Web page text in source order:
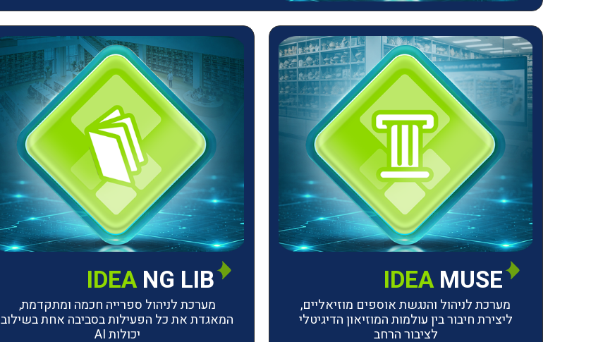
IDEAMUSE
מערכת לניהול והנגשת אוספים מוזיאליים,
ליצירת חיבור בין עולמות המוזיאון הדיגיטלי
לציבור הרחב
IDEANG LIB
מערכת לניהול ספרייה חכמה ומתקדמת,
המאגדת את כל הפעילות בסביבה אחת בשילוב
יכולות AI